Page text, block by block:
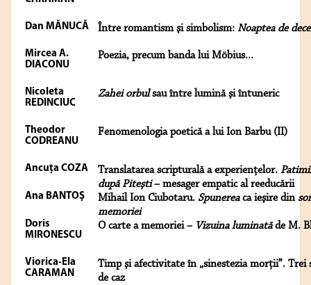
Dan MĂNUCĂ Între romantism şi simbolism: Noaptea de
Mircea A.
DIACONU
Poezia, precum banda lui Möbius...
Nicoleta
REDINCIUC
Zahei orbulsau între lumină şi întuneric
Theodor
CODREANU
Fenomenologia poetică a lui Ion Barbu (II)
Ancuţa COZA Translatarea scripturală a experienţelor.
după Piteşti– mesager empatic al reeducării
Ana BANTOŞ Mihail Ion Ciubotaru. Spunereaca ieşire din
memoriei
Doris
MIRONESCU
O carte a memoriei – Vizuina luminatăde M.
Viorica-Ela
CARAMAN
Timp şi afectivitate în „sinestezia morţii”. Trei
de caz